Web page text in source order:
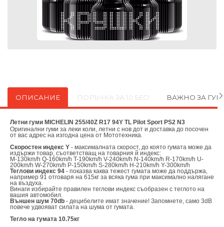
ОПИСАНИЕ ПОРЪЧКА ЗА 10 SEC! ВАЖНО ЗА
Летни гуми MICHELIN 255/40Z R17 94Y TL Pilot Sport PS2 N3
Оригинални гуми за леки коли, летни с нов дот и доставка до посочен
от вас адрес на изгодна цена от Мототехника.
Скоростен индекс Y - максималната скорост, до която гумата може да
издържи товар, съответстващ на товарния й индекс:
M-130km/h Q-160km/h T-190km/h V-240km/h N-140km/h R-170km/h U-
200km/h W-270km/h P-150km/h S-280km/h H-210km/h Y-300km/h
Теглови индекс 94 - показва каква тежест гумата може да поддържа,
например 91 отговаря на 615кг за всяка гума при максимално налягане
на въздуха.
Винаги избирайте правилен теглови индекс съобразен с теглото на
вашия автомобил.
Външен шум 70db - децибелите имат значение! Запомнете, само 3dB
повече удвояват силата на шума от гумата.
Тегло на гумата 10.75кг